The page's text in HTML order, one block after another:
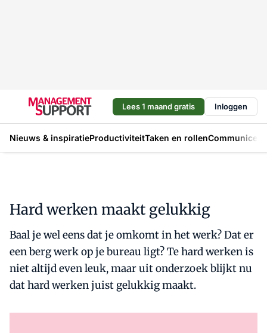
Lees 1 maand gratis Inloggen
Nieuws & inspiratieProductiviteitTaken en rollen
Hard werken maakt gelukkig
Baal je wel eens dat je omkomt in het werk? Dat er
een berg werk op je bureau ligt? Te hard werken is
niet altijd even leuk, maar uit onderzoek blijkt nu
dat hard werken juist gelukkig maakt.